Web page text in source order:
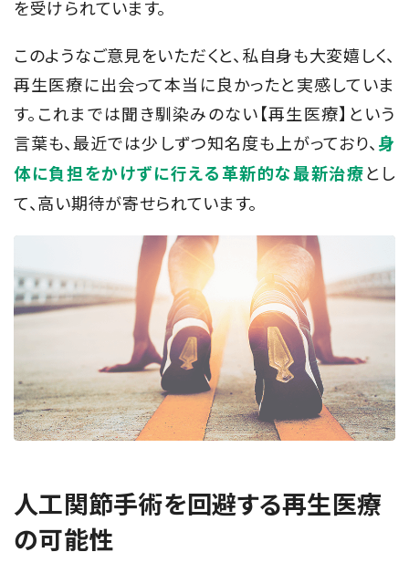
を受けられています。
このようなご意見をいただくと、私自身も大変嬉しく、
再生医療に出会って本当に良かったと実感していま
す。これまでは聞き馴染みのない【再生医療】という
言葉も、最近では少しずつ知名度も上がっており、 身
体に負担をかけずに行える革新的な最新治療とし
て、高い期待が寄せられています。
人工関節手術を回避する再生医療
の可能性